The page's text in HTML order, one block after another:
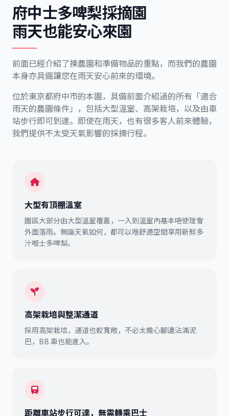
府中士多啤梨採摘園
雨天也能安心來園
前面已經介紹了揀農園和準備物品的重點，而我們的農園
本身亦具備讓您在雨天安心前來的環境。
位於東京都府中市的本園，具備前面介紹過的所有「適合
雨天的農園條件」，包括大型溫室、高架栽培，以及由車
站步行即可到達。即使在雨天，也有很多客人前來體驗，
我們提供不太受天氣影響的採摘行程。
大型有頂棚溫室
園區大部分由大型溫室覆蓋，一入到溫室內基本唔使理會
外面落雨。無論天氣如何，都可以喺舒適空間享用新鮮多
汁嘅士多啤梨。
高架栽培與整潔通道
採用高架栽培，通道也較寬敞，不必太擔心腳邊沾滿泥
巴，BB 車也能進入。
距離車站步行可達，無需轉乘巴士